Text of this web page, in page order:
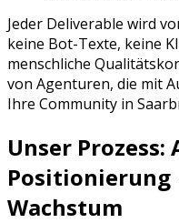
Jeder Deliverable wird
keine Bot-Texte, keine
menschliche
von Agenturen, die mit
Ihre Community in
Unser
Wachstum